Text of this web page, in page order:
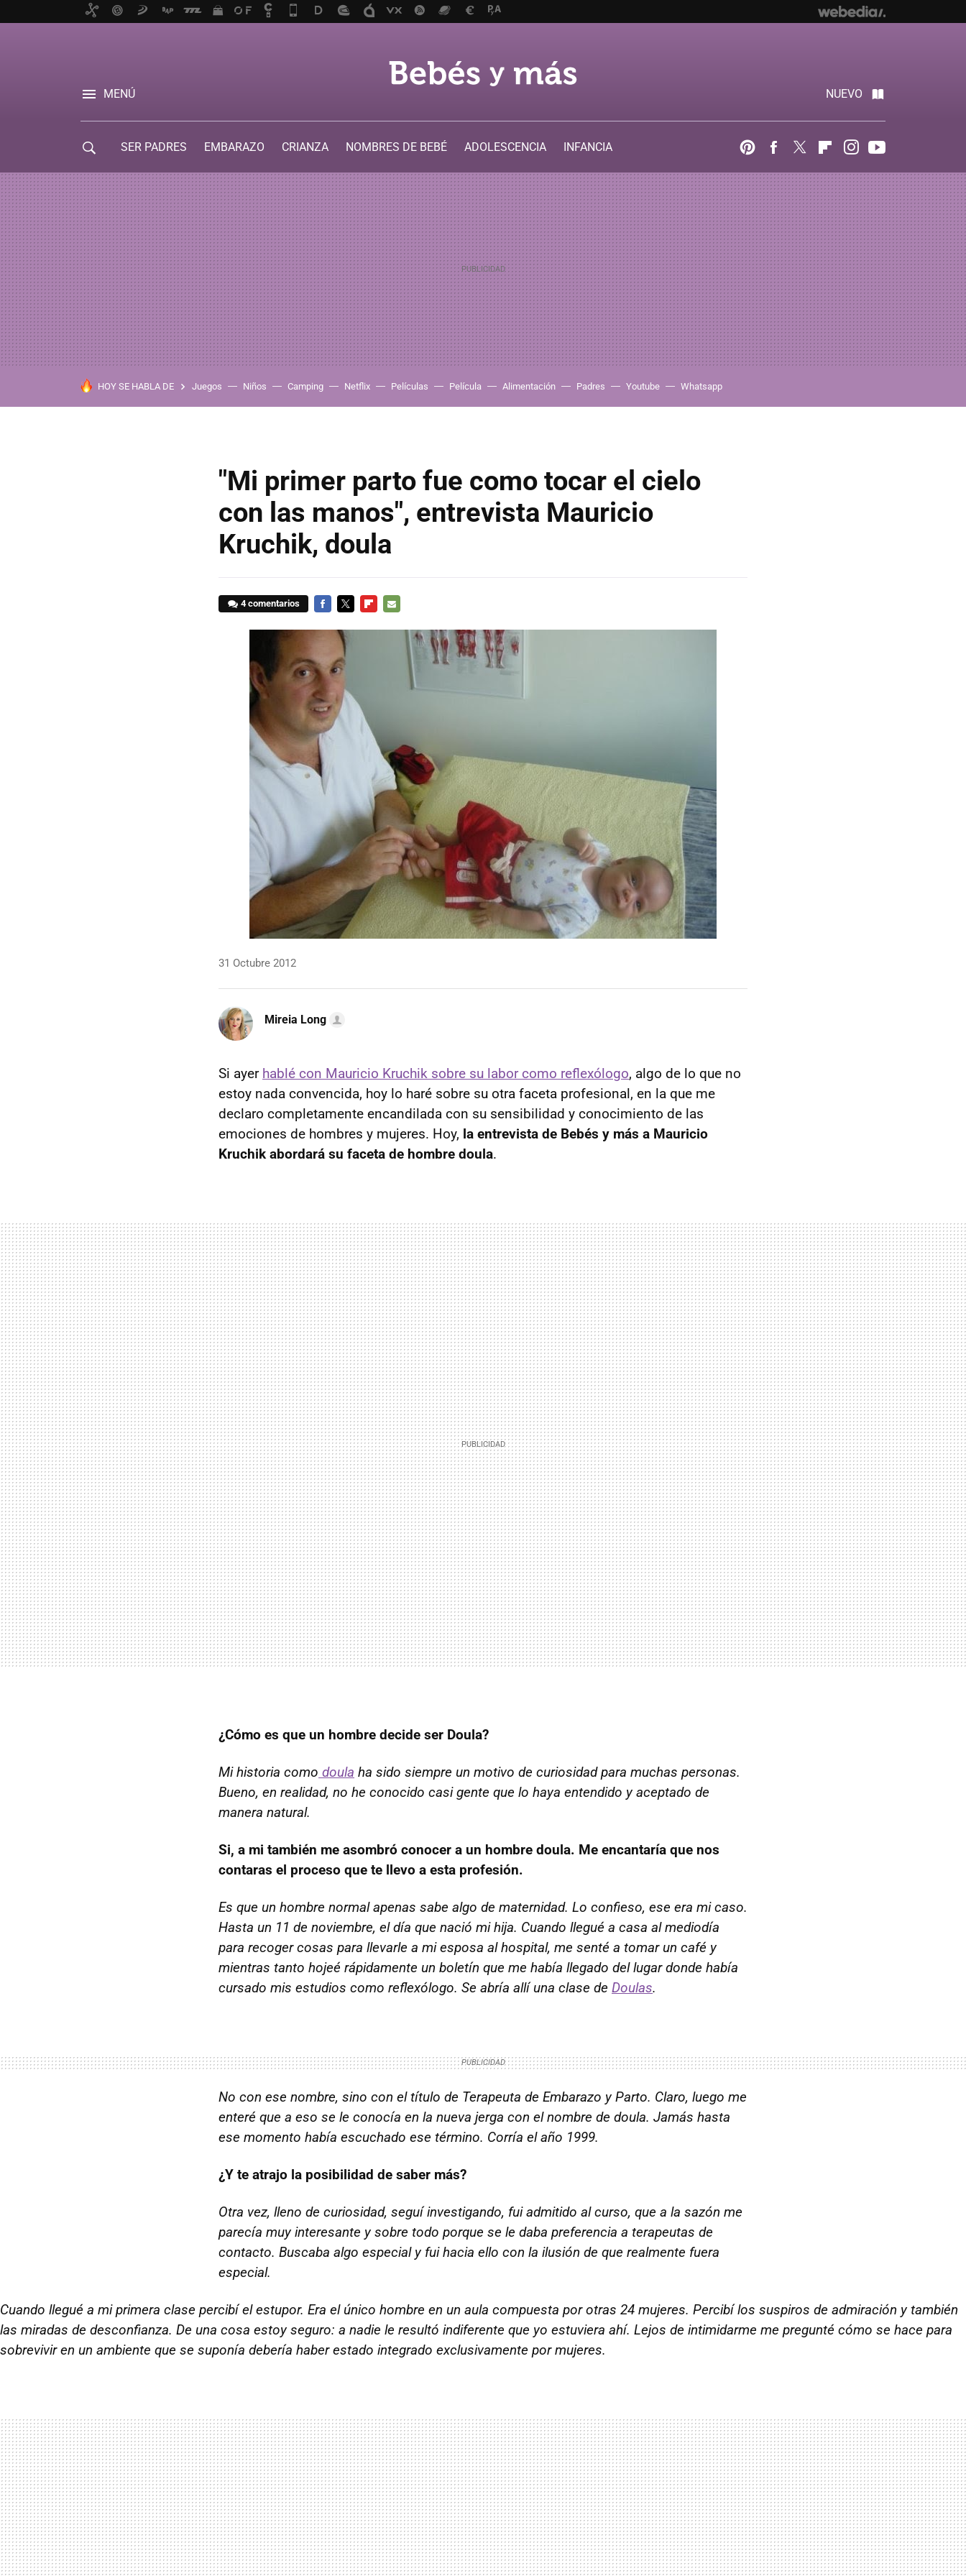
MENÚ NUEVO
SER PADRES EMBARAZO CRIANZA NOMBRES DE BEBÉ ADOLESCENCIA
INFANCIA
PinterestFacebook
Twitter FlipboardInstagram
HOY SE HABLA DE Juegos Niños Camping Netflix Películas Película Alimentación Padres Youtube Whatsapp
"Mi primer parto fue como tocar el cielo
con las manos", entrevista Mauricio
Kruchik, doula
4 comentarios
31 Octubre 2012
Mireia Long
Si ayer hablé con Mauricio Kruchik sobre su labor como reflexólogo, algo de lo que no
estoy nada convencida, hoy lo haré sobre su otra faceta profesional, en la que me
declaro completamente encandilada con su sensibilidad y conocimiento de las
emociones de hombres y mujeres. Hoy, la entrevista de Bebés y más a Mauricio
Kruchik abordará su faceta de hombre doula.
¿Cómo es que un hombre decide ser Doula?
Mi historia como doula ha sido siempre un motivo de curiosidad para muchas personas.
Bueno, en realidad, no he conocido casi gente que lo haya entendido y aceptado de
manera natural.
Si, a mi también me asombró conocer a un hombre doula. Me encantaría que nos
contaras el proceso que te llevo a esta profesión.
Es que un hombre normal apenas sabe algo de maternidad. Lo confieso, ese era mi caso.
Hasta un 11 de noviembre, el día que nació mi hija. Cuando llegué a casa al mediodía
para recoger cosas para llevarle a mi esposa al hospital, me senté a tomar un café y
mientras tanto hojeé rápidamente un boletín que me había llegado del lugar donde había
cursado mis estudios como reflexólogo. Se abría allí una clase de Doulas.
No con ese nombre, sino con el título de Terapeuta de Embarazo y Parto. Claro, luego me
enteré que a eso se le conocía en la nueva jerga con el nombre de doula. Jamás hasta
ese momento había escuchado ese término. Corría el año 1999.
¿Y te atrajo la posibilidad de saber más?
Otra vez, lleno de curiosidad, seguí investigando, fui admitido al curso, que a la sazón me
parecía muy interesante y sobre todo porque se le daba preferencia a terapeutas de
contacto. Buscaba algo especial y fui hacia ello con la ilusión de que realmente fuera
especial.
Cuando llegué a mi primera clase percibí el estupor. Era el único hombre en un aula compuesta por otras 24 mujeres. Percibí los suspiros de admiración y también
las miradas de desconfianza. De una cosa estoy seguro: a nadie le resultó indiferente que yo estuviera ahí. Lejos de intimidarme me pregunté cómo se hace para
sobrevivir en un ambiente que se suponía debería haber estado integrado exclusivamente por mujeres.